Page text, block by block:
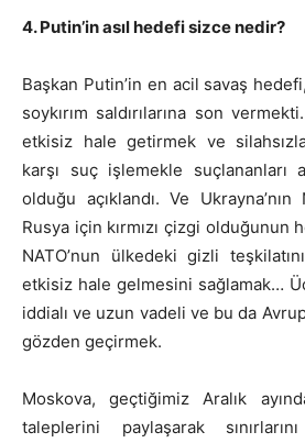
4. Putin’in asıl hedefi sizce nedir?
Başkan Putin’in en acil savaş
soykırım saldırılarına son
etkisiz hale getirmek ve
karşı suç işlemekle suçlananları
olduğu açıklandı. Ve Ukrayna’nın
Rusya için kırmızı çizgi olduğunun
NATO’nun ülkedeki gizli
etkisiz hale gelmesini sağlamak…
iddialı ve uzun vadeli ve bu da
gözden geçirmek.
Moskova, geçtiğimiz Aralık
taleplerini paylaşarak